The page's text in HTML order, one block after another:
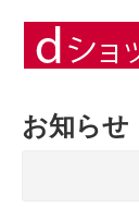
お知らせ